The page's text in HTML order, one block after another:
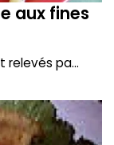
aux fines
relevés pa...